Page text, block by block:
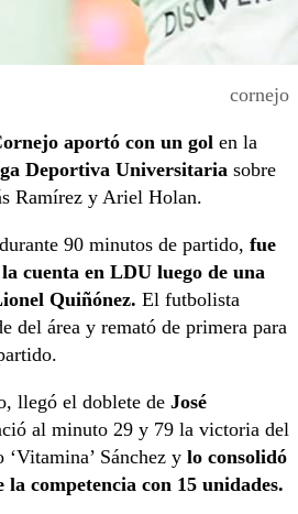
cornejo
aportó con un gol en la
Deportiva Universitaria sobre
Ramírez y Ariel Holan.
90 minutos de partido, fue
cuenta en LDU luego de una
Quiñónez. El futbolista
del área y remató de primera para
llegó el doblete de José
al minuto 29 y 79 la victoria del
Sánchez y lo consolidó
competencia con 15 unidades.